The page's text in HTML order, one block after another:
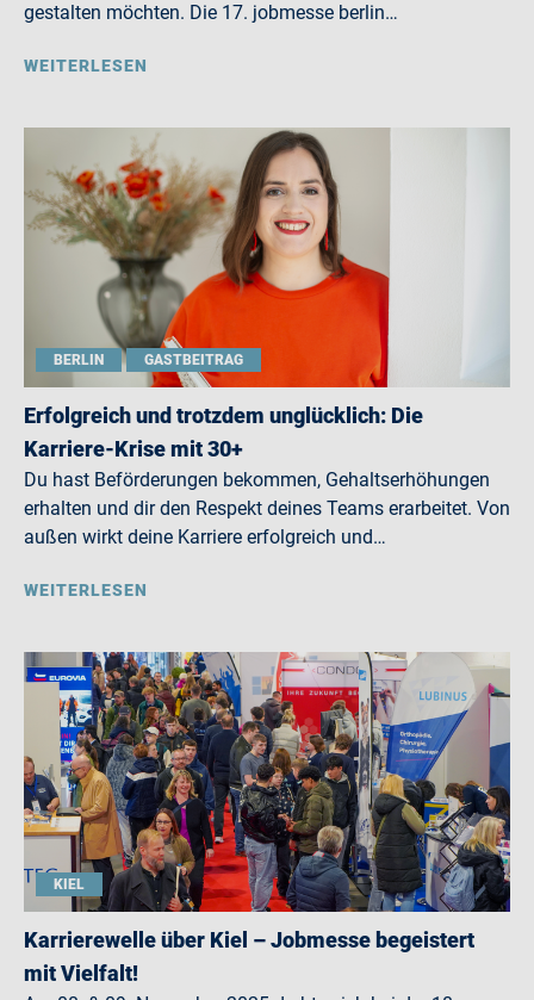
gestalten möchten. Die 17. jobmesse berlin…
WEITERLESEN
BERLIN GASTBEITRAG
Erfolgreich und trotzdem unglücklich: Die
Karriere-Krise mit 30+
Du hast Beförderungen bekommen, Gehaltserhöhungen
erhalten und dir den Respekt deines Teams erarbeitet. Von
außen wirkt deine Karriere erfolgreich und…
WEITERLESEN
KIEL
Karrierewelle über Kiel – Jobmesse begeistert
mit Vielfalt!